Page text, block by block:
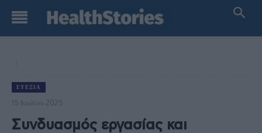
ΕΥΕΞΊΑ
15 Ιουλίου 2025
Συνδυασμός εργασίας και